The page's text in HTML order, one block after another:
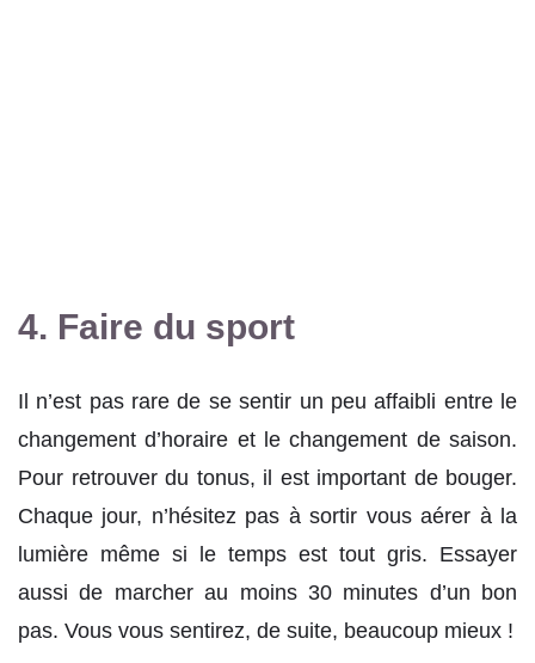
4. Faire du sport
Il n’est pas rare de se sentir un peu affaibli entre le
changement d’horaire et le changement de saison.
Pour retrouver du tonus, il est important de bouger.
Chaque jour, n’hésitez pas à sortir vous aérer à la
lumière même si le temps est tout gris. Essayer
aussi de marcher au moins 30 minutes d’un bon
pas. Vous vous sentirez, de suite, beaucoup mieux !